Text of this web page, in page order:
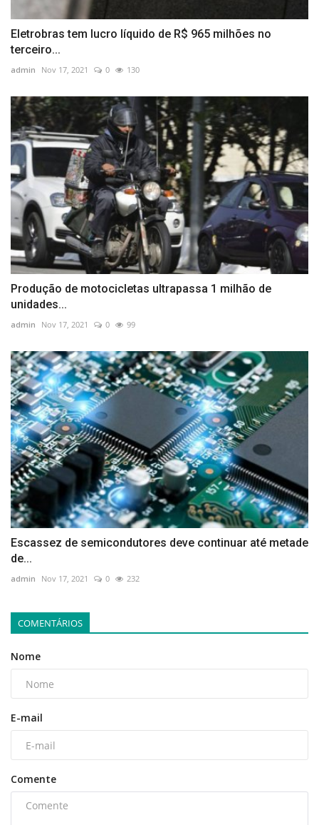
Eletrobras tem lucro líquido de R$ 965 milhões no
terceiro...
admin Nov 17, 2021 0 130
Produção de motocicletas ultrapassa 1 milhão de
unidades...
admin Nov 17, 2021 0 99
Escassez de semicondutores deve continuar até metade
de...
admin Nov 17, 2021 0 232
COMENTÁRIOS
Nome
E-mail
Comente